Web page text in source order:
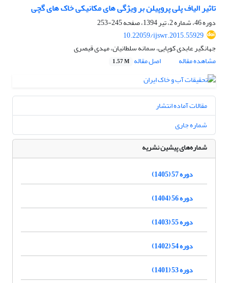
تاثیر الیاف پلی پروپیلن بر ویژگی های مکانیکی خاک های گچی
دوره 46، شماره 2، تیر 1394، صفحه
245-253
10.22059/ijswr.2015.55929
جهانگیر عابدی کوپایی، سمانه سلطانیان، مهدی قیصری
مشاهده مقاله
اصل مقاله 1.57 M
مقالات آماده انتشار
شماره جاری
شماره‌های پیشین نشریه
دوره 57 (1405)
دوره 56 (1404)
دوره 55 (1403)
دوره 54 (1402)
دوره 53 (1401)